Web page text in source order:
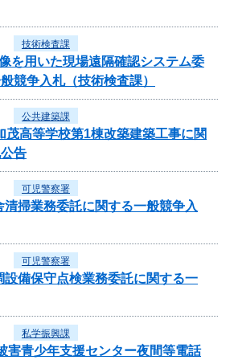
技術検査課
を用いた現場遠隔確認システム委
競争入札（技術検査課）
公共建築課
茂高等学校第1棟改築建築工事に関
告
可児警察署
清掃業務委託に関する一般競争入
可児警察署
設備保守点検業務委託に関する一
私学振興課
害青少年支援センター夜間等電話